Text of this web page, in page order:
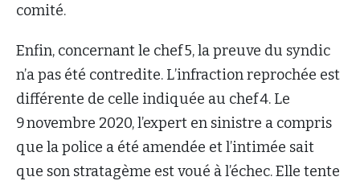
comité.
Enfin, concernant le chef 5, la preuve du syndic
n’a pas été contredite. L’infraction reprochée est
différente de celle indiquée au chef 4. Le
9 novembre 2020, l’expert en sinistre a compris
que la police a été amendée et l’intimée sait
que son stratagème est voué à l’échec. Elle tente